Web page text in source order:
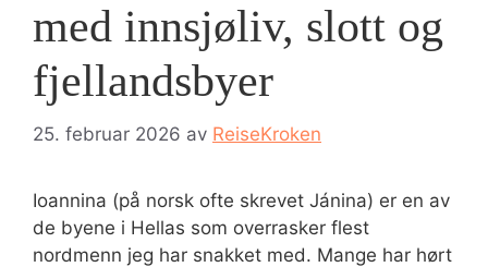
med innsjøliv, slott og
fjellandsbyer
25. februar 2026 av ReiseKroken
Ioannina (på norsk ofte skrevet Jánina) er en av
de byene i Hellas som overrasker flest
nordmenn jeg har snakket med. Mange har hørt